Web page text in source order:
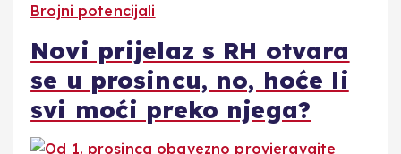
Brojni potencijali
Novi prijelaz s RH otvara
se u prosincu, no, hoće li
svi moći preko njega?